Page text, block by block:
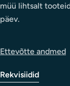
müü lihtsalt
päev.
Ettevõtte andmed
Rekvisiidid